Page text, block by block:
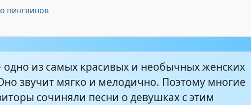
Юлю _) Синяя птица - Всё равно тебя
Юля) - Юля 3:20
- Юля-Юля!!!!!!!!!!!!!Юличка))))) 4:03
пингвинов
из самых красивых и необычных женских
звучит мягко и мелодично. Поэтому многие
сочиняли песни о девушках с этим